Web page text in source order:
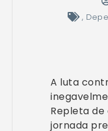
,
A luta
Repleta de
jornada